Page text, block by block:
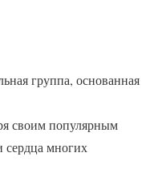
группа, основанная
своим популярным
сердца многих